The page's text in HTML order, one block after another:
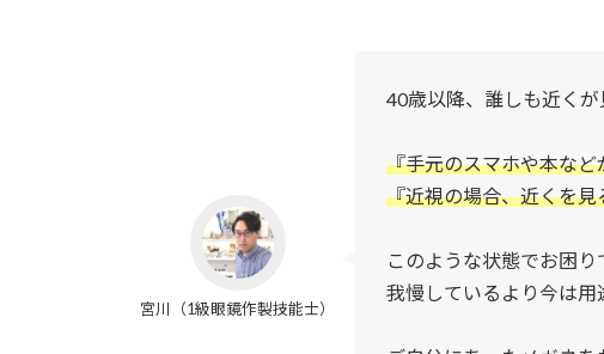
宮川（1級眼鏡作製技能士）
40歳以降、誰しも近くが
『手元のスマホや本な
『近視の場合、近くを
このような状態でお困り
我慢しているより今は用